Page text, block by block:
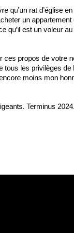
qu’un rat d’église
un
qu’il est un voleur
ces propos de votre
tous les privilèges de
moins mon
Terminus